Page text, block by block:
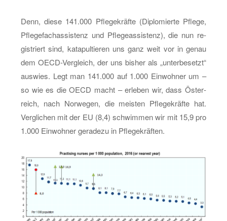
Denn, diese 141.000 Pfle­ge­kräf­te (Di­plo­mier­te Pfle­ge,
Pfle­ge­fachas­sis­tenz und Pfle­ge­as­sis­tenz), die nun re­
gis­triert sind, ka­ta­pul­tie­ren uns ganz weit vor in genau
dem OECD-Ver­gleich, der uns bis­her als „un­ter­be­setzt“
aus­wies. Legt man 141.000 auf 1.000 Ein­woh­ner um –
so wie es die OECD macht – er­le­ben wir, dass Ös­ter­
reich, nach Nor­we­gen, die meis­ten Pfle­ge­kräf­te hat.
Ver­gli­chen mit der EU (8,4) schwim­men wir mit 15,9 pro
1.000 Ein­woh­ner ge­ra­de­zu in Pfle­ge­kräf­ten.